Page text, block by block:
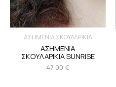
ΑΣΗΜΕΝΙΑ ΣΚΟΥΛΑΡΙΚΙΑ
ΑΣΗΜΕΝΙΑ
ΣΚΟΥΛΑΡΙΚΙΑ SUNRISE
47,00 €